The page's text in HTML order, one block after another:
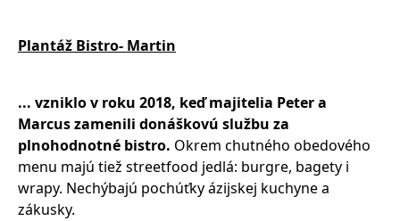
Plantáž Bistro- Martin
... vzniklo v roku 2018, keď majitelia Peter a
Marcus zamenili donáškovú službu za
plnohodnotné bistro. Okrem chutného obedového
menu majú tiež streetfood jedlá: burgre, bagety i
wrapy. Nechýbajú pochúťky ázijskej kuchyne a
zákusky.